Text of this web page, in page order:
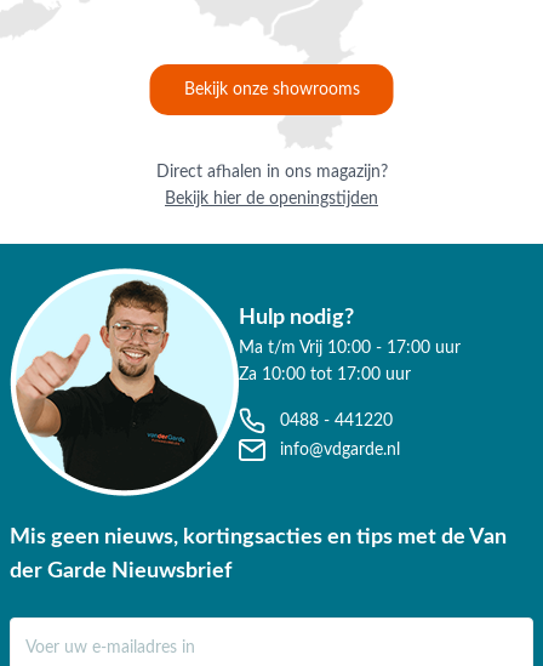
Bekijk onze showrooms
Direct afhalen in ons magazijn?
Bekijk hier de openingstijden
Hulp nodig?
Ma t/m Vrij 10:00 - 17:00 uur
Za 10:00 tot 17:00 uur
0488 - 441220
info@vdgarde.nl
Mis geen nieuws, kortingsacties en tips met de Van
der Garde Nieuwsbrief